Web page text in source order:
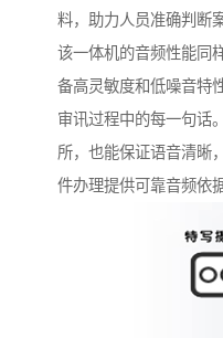
料，助力人员准确判断
该一体机的音频性能同
备高灵敏度和低噪音特
审讯过程中的每一句话
所，也能保证语音清晰
件办理提供可靠音频依据